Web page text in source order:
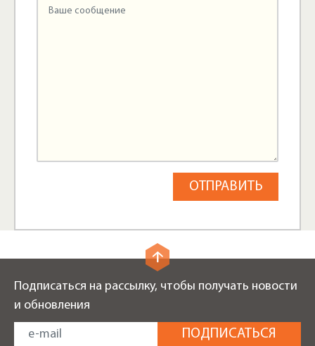
Подписаться на рассылку, чтобы получать новости
и обновления